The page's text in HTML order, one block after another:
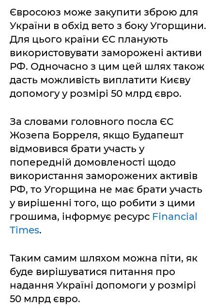
Євросоюз може закупити зброю для
України в обхід вето з боку Угорщини.
Для цього країни ЄС планують
використовувати заморожені активи
РФ. Одночасно з цим цей шлях також
дасть можливість виплатити Києву
допомогу у розмірі 50 млрд євро.
За словами головного посла ЄС
Жозепа Борреля, якщо Будапешт
відмовився брати участь у
попередній домовленості щодо
використання заморожених активів
РФ, то Угорщина не має брати участь
у вирішенні того, що робити з цими
грошима, інформує ресурс Financial
Times.
Таким самим шляхом можна піти, як
буде вирішуватися питання про
надання Україні допомоги у розмірі
50 млрд євро.